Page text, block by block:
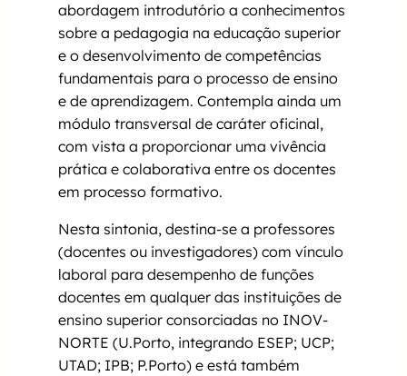
abordagem introdutório a conhecimentos
sobre a pedagogia na educação superior
e o desenvolvimento de competências
fundamentais para o processo de ensino
e de aprendizagem. Contempla ainda um
módulo transversal de caráter oficinal,
com vista a proporcionar uma vivência
prática e colaborativa entre os docentes
em processo formativo.
Nesta sintonia, destina-se a professores
(docentes ou investigadores) com vínculo
laboral para desempenho de funções
docentes em qualquer das instituições de
ensino superior consorciadas no INOV-
NORTE (U.Porto, integrando ESEP; UCP;
UTAD; IPB; P.Porto) e está também